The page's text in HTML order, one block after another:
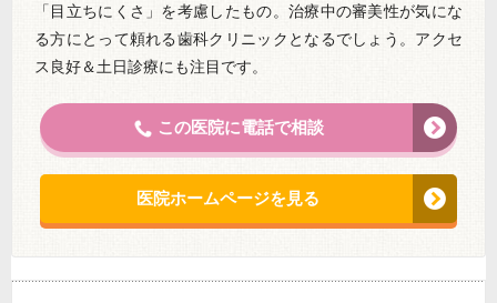
「目立ちにくさ」を考慮したもの。治療中の審美性が気にな
る方にとって頼れる歯科クリニックとなるでしょう。アクセ
ス良好＆土日診療にも注目です。
この医院に電話で相談
医院ホームページを見る